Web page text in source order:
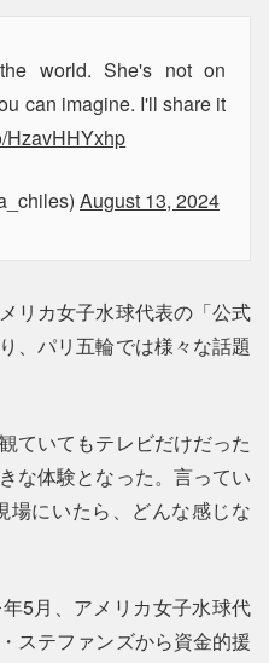
world. She's not on
can imagine. I'll share it
HzavHHYxhp
August 13, 2024
リカ女子水球代表の「公式
、パリ五輪では様々な話題
ていてもテレビだけだった
な体験となった。言ってい
場にいたら、どんな感じな
5月、アメリカ女子水球代
ステファンズから資金的援